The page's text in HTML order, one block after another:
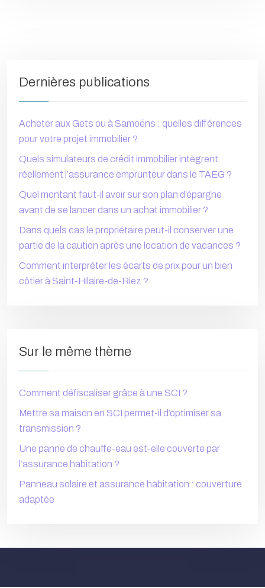
Dernières publications
Acheter aux Gets ou à Samoëns : quelles différences
pour votre projet immobilier ?
Quels simulateurs de crédit immobilier intègrent
réellement l’assurance emprunteur dans le TAEG ?
Quel montant faut-il avoir sur son plan d’épargne
avant de se lancer dans un achat immobilier ?
Dans quels cas le propriétaire peut-il conserver une
partie de la caution après une location de vacances ?
Comment interpréter les écarts de prix pour un bien
côtier à Saint-Hilaire-de-Riez ?
Sur le même thème
Comment défiscaliser grâce à une SCI ?
Mettre sa maison en SCI permet-il d’optimiser sa
transmission ?
Une panne de chauffe-eau est-elle couverte par
l’assurance habitation ?
Panneau solaire et assurance habitation : couverture
adaptée